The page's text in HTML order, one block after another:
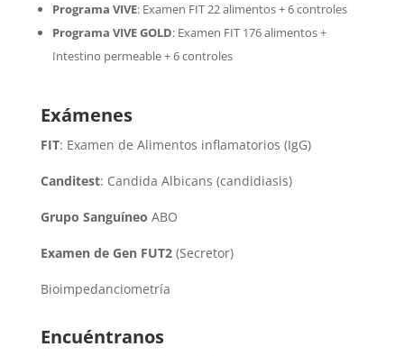
Programa VIVE: Examen FIT 22 alimentos + 6 controles
Programa VIVE GOLD: Examen FIT 176 alimentos +
Intestino permeable + 6 controles
Exámenes
FIT: Examen de Alimentos inflamatorios (IgG)
Canditest: Candida Albicans (candidiasis)
Grupo Sanguíneo ABO
Examen de Gen FUT2(Secretor)
Bioimpedanciometría
Encuéntranos